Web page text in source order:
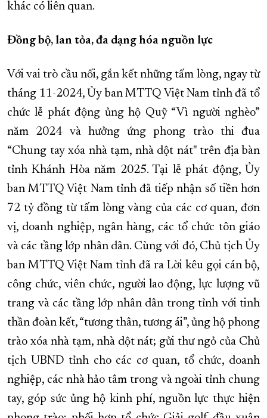
khác có liên quan.
Đồng bộ, lan tỏa, đa dạng hóa nguồn lực
Với vai trò cầu nối, gắn kết những tấm lòng, ngay từ
tháng 11-2024, Ủy ban MTTQ Việt Nam tỉnh đã tổ
chức lễ phát động ủng hộ Quỹ “Vì người nghèo”
năm 2024 và hưởng ứng phong trào thi đua
“Chung tay xóa nhà tạm, nhà dột nát" trên địa bàn
tỉnh Khánh Hòa năm 2025. Tại lễ phát động, Ủy
ban MTTQ Việt Nam tỉnh đã tiếp nhận số tiền hơn
72 tỷ đồng từ tấm lòng vàng của các cơ quan, đơn
vị, doanh nghiệp, ngân hàng, các tổ chức tôn giáo
và các tầng lớp nhân dân. Cùng với đó, Chủ tịch Ủy
ban MTTQ Việt Nam tỉnh đã ra Lời kêu gọi cán bộ,
công chức, viên chức, người lao động, lực lượng vũ
trang và các tầng lớp nhân dân trong tỉnh với tinh
thần đoàn kết, “tương thân, tương ái”, ủng hộ phong
trào xóa nhà tạm, nhà dột nát; gửi thư ngỏ của Chủ
tịch UBND tỉnh cho các cơ quan, tổ chức, doanh
nghiệp, các nhà hảo tâm trong và ngoài tỉnh chung
tay, góp sức ủng hộ kinh phí, nguồn lực thực hiện